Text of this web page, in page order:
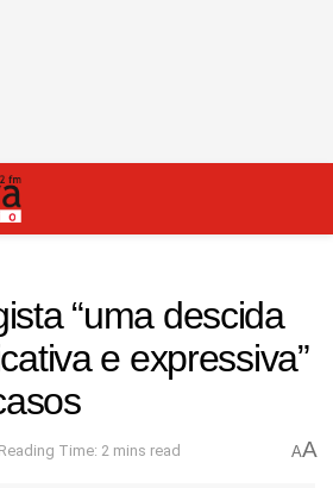
“uma descida
e expressiva”
Reading Time: 2 mins read AA